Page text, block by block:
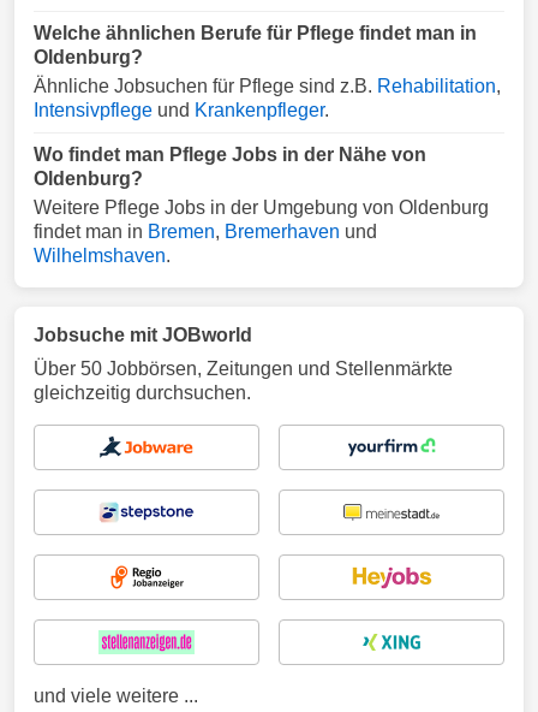
Welche ähnlichen Berufe für Pflege findet man in
Oldenburg?
Ähnliche Jobsuchen für Pflege sind z.B. Rehabilitation,
Intensivpflege und Krankenpfleger.
Wo findet man Pflege Jobs in der Nähe von
Oldenburg?
Weitere Pflege Jobs in der Umgebung von Oldenburg
findet man in Bremen, Bremerhaven und
Wilhelmshaven.
Jobsuche mit JOBworld
Über 50 Jobbörsen, Zeitungen und Stellenmärkte
gleichzeitig durchsuchen.
und viele weitere ...